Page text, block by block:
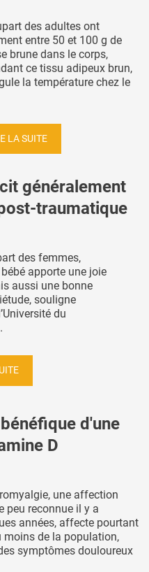
des adultes ont
entre 50 et 100 g de
brune dans le corps,
ce tissu adipeux brun,
la température chez le
LA SUITE
généralement
traumatique
des femmes,
apporte une joie
aussi une bonne
souligne
du
d'une
D
une affection
peu reconnue il y a
années, affecte pourtant
moins de la population,
symptômes douloureux